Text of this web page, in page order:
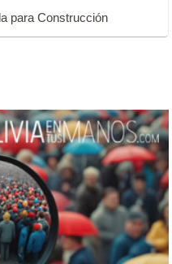
para Construcción